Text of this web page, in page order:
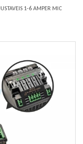
1-6 AMPER MIC